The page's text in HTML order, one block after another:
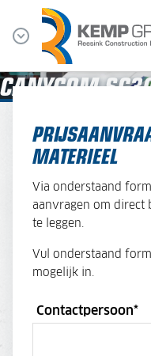
CANYCOM
MATERIEEL
Via onderstaand
aanvragen om direct
te leggen.
Vul onderstaand
mogelijk in.
Contactpersoon*